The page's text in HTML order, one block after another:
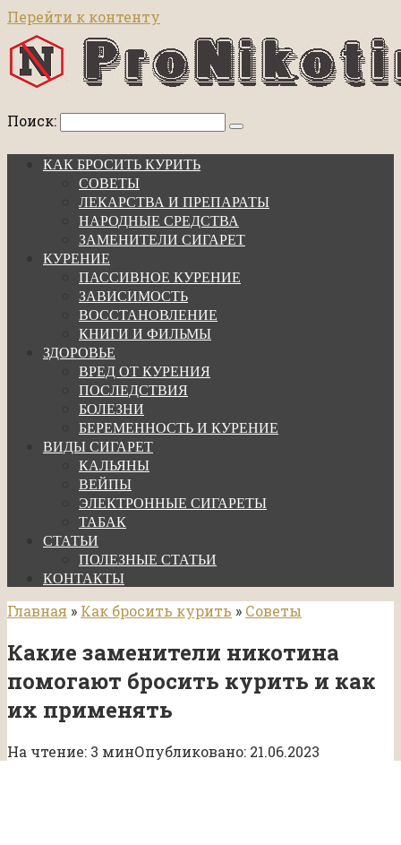
Перейти к контенту
Поиск:
КАК БРОСИТЬ КУРИТЬ
СОВЕТЫ
ЛЕКАРСТВА И ПРЕПАРАТЫ
НАРОДНЫЕ СРЕДСТВА
ЗАМЕНИТЕЛИ СИГАРЕТ
КУРЕНИЕ
ПАССИВНОЕ КУРЕНИЕ
ЗАВИСИМОСТЬ
ВОССТАНОВЛЕНИЕ
КНИГИ И ФИЛЬМЫ
ЗДОРОВЬЕ
ВРЕД ОТ КУРЕНИЯ
ПОСЛЕДСТВИЯ
БОЛЕЗНИ
БЕРЕМЕННОСТЬ И КУРЕНИЕ
ВИДЫ СИГАРЕТ
КАЛЬЯНЫ
ВЕЙПЫ
ЭЛЕКТРОННЫЕ СИГАРЕТЫ
ТАБАК
СТАТЬИ
ПОЛЕЗНЫЕ СТАТЬИ
КОНТАКТЫ
Главная » Как бросить курить » Советы
Какие заменители никотина
помогают бросить курить и как
их применять
На чтение: 3 минОпубликовано: 21.06.2023